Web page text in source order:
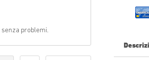
senza problemi.